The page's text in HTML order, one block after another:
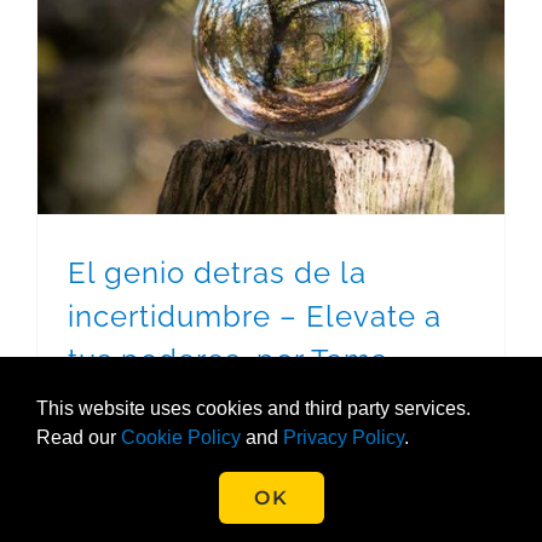
El genio detras de la
incertidumbre – Elevate a
tus poderes, por Tama
Kieves – Enero 2019
This website uses cookies and third party services.
Read our Cookie Policy and Privacy Policy.
OK